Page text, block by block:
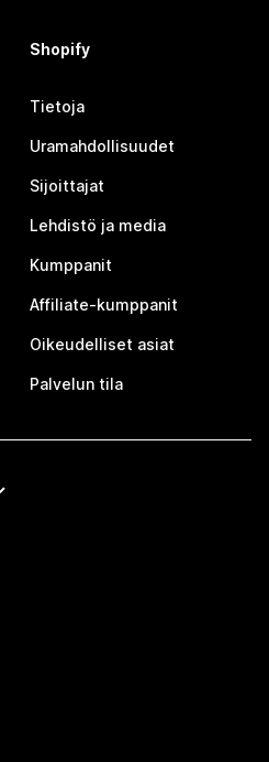
Shopify
Tietoja
Uramahdollisuudet
Sijoittajat
Lehdistö ja media
Kumppanit
Affiliate-kumppanit
Oikeudelliset asiat
Palvelun tila